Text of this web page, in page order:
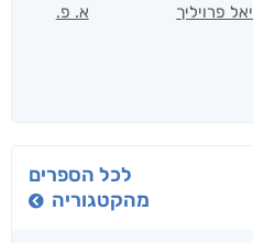
פרויליך א. פ.
לכל הספרים
מהקטגוריה